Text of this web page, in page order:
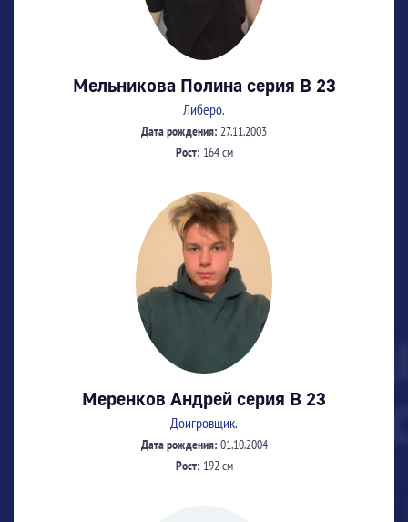
Мельникова Полина серия В 23
Либеро.
Дата рождения: 27.11.2003
Рост: 164 см
Меренков Андрей серия В 23
Доигровщик.
Дата рождения: 01.10.2004
Рост: 192 см